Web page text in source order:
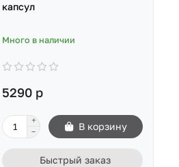
капсул
Много в наличии
5290 р
В корзину
Быстрый заказ